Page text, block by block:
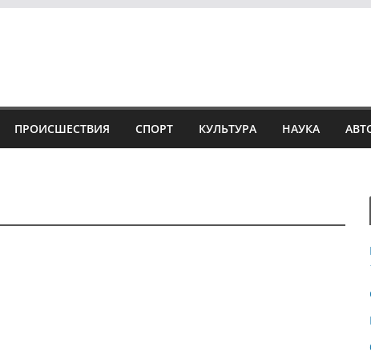
ПРОИСШЕСТВИЯ СПОРТ КУЛЬТУРА НАУКА